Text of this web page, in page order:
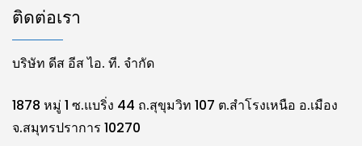
ติดต่อเรา
บริษัท ดีส อีส ไอ. ที. จำกัด
1878 หมู่ 1 ซ.แบริ่ง 44 ถ.สุขุมวิท 107 ต.สำโรงเหนือ อ.เมือง
จ.สมุทรปราการ 10270